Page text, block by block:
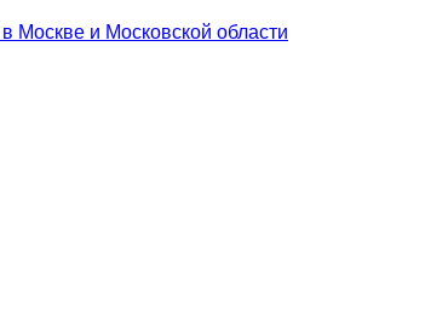
в Москве и Московской области